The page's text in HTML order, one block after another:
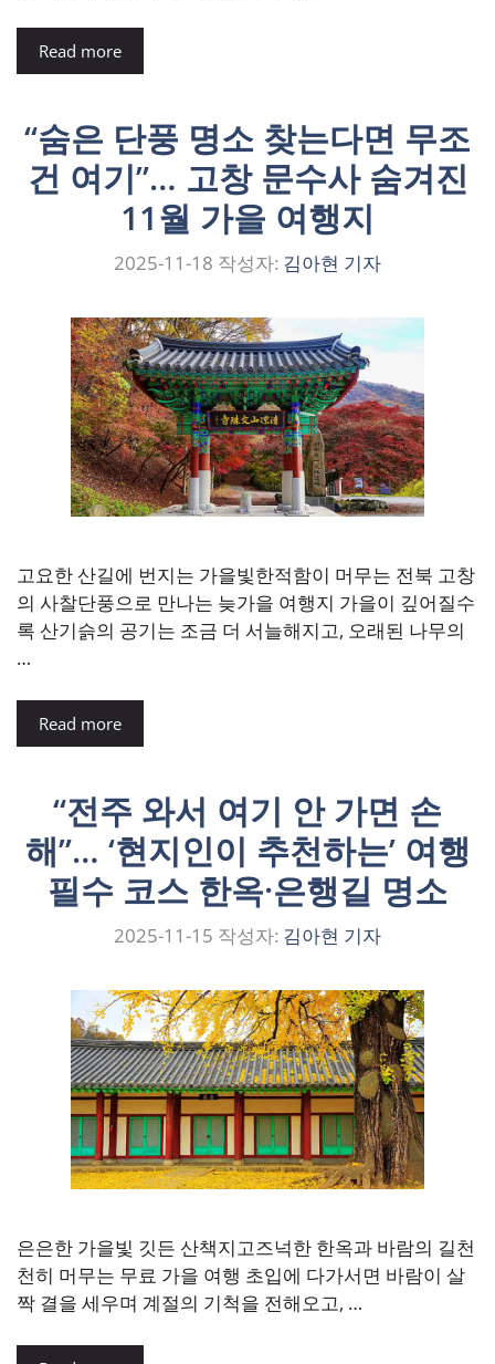
Read more
“숨은 단풍 명소 찾는다면 무조
건 여기”… 고창 문수사 숨겨진
11월 가을 여행지
2025-11-18 작성자: 김아현 기자
고요한 산길에 번지는 가을빛한적함이 머무는 전북 고창
의 사찰단풍으로 만나는 늦가을 여행지 가을이 깊어질수
록 산기슭의 공기는 조금 더 서늘해지고, 오래된 나무의
…
Read more
“전주 와서 여기 안 가면 손
해”… ‘현지인이 추천하는’ 여행
필수 코스 한옥·은행길 명소
2025-11-15 작성자: 김아현 기자
은은한 가을빛 깃든 산책지고즈넉한 한옥과 바람의 길천
천히 머무는 무료 가을 여행 초입에 다가서면 바람이 살
짝 결을 세우며 계절의 기척을 전해오고, …